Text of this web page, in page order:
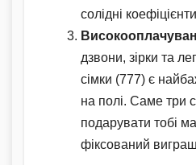
солідні
дзвони, зірки та
сімки (777) є
на полі. Саме три
подарувати тобі
фіксований виграш